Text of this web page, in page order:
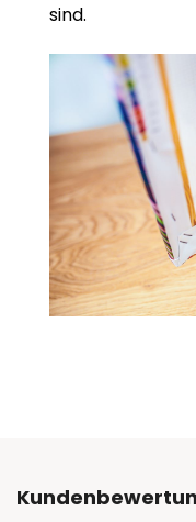
sind.